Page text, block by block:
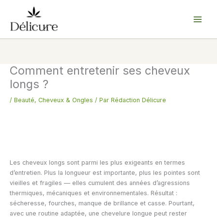
contenu
Comment entretenir ses cheveux
longs ?
/ Beauté, Cheveux & Ongles / Par Rédaction Délicure
Les cheveux longs sont parmi les plus exigeants en termes
d’entretien. Plus la longueur est importante, plus les pointes sont
vieilles et fragiles — elles cumulent des années d’agressions
thermiques, mécaniques et environnementales. Résultat :
sécheresse, fourches, manque de brillance et casse. Pourtant,
avec une routine adaptée, une chevelure longue peut rester